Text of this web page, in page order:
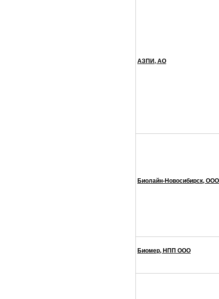
АЗПИ, АО
Биолайн-Новосибирск, ООО
Биомер, НПП ООО